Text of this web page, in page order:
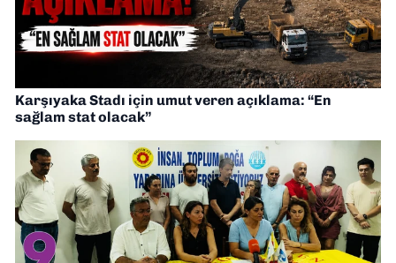
Karşıyaka Stadı için umut veren açıklama: “En
sağlam stat olacak”